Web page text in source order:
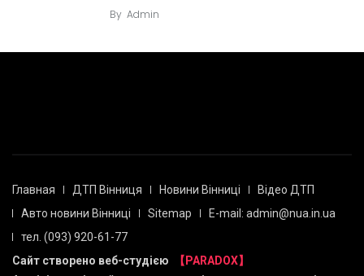
By Admin
Главная ДТП Вінниця Новини Вінниці
Відео ДТП
Авто новини Вінниці
Sitemap
E-mail: admin@nua.in.ua
тел. (093) 920-61-77
Сайт створено веб-студією
【PARADOX】